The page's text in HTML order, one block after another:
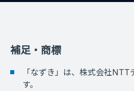
補足・商標
「なずき」は、株式会社
す。